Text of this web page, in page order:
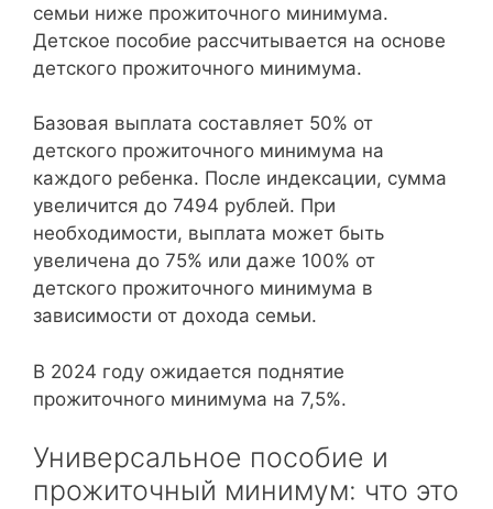
семьи ниже прожиточного минимума.
Детское пособие рассчитывается на основе
детского прожиточного минимума.
Базовая выплата составляет 50% от
детского прожиточного минимума на
каждого ребенка. После индексации, сумма
увеличится до 7494 рублей. При
необходимости, выплата может быть
увеличена до 75% или даже 100% от
детского прожиточного минимума в
зависимости от дохода семьи.
В 2024 году ожидается поднятие
прожиточного минимума на 7,5%.
Универсальное пособие и
прожиточный минимум: что это